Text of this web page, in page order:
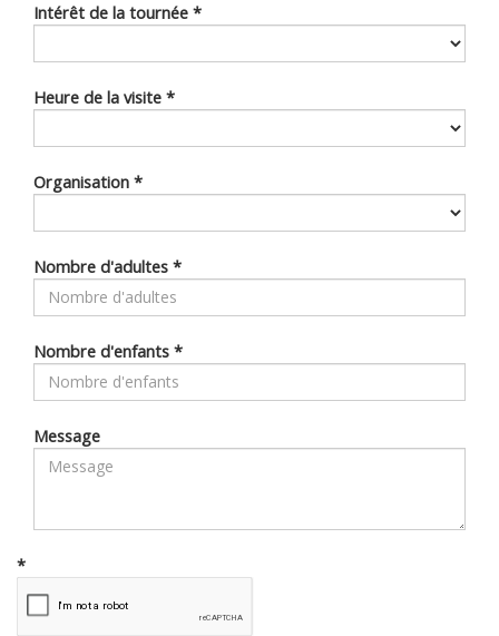
Intérêt de la tournée *
Heure de la visite *
Organisation *
Nombre d'adultes *
Nombre d'enfants *
Message
*